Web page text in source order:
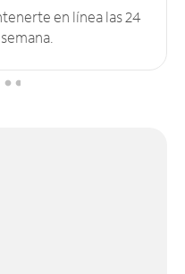
en línea las 24